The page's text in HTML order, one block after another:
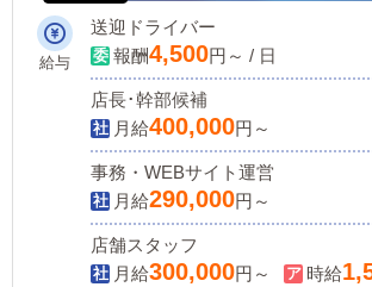
給与
送迎ドライバー
報酬4,500円～ / 日
店長･幹部候補
月給400,000円～
事務・WEBサイト運営
月給290,000円～
店舗スタッフ
月給300,000円～ 時給